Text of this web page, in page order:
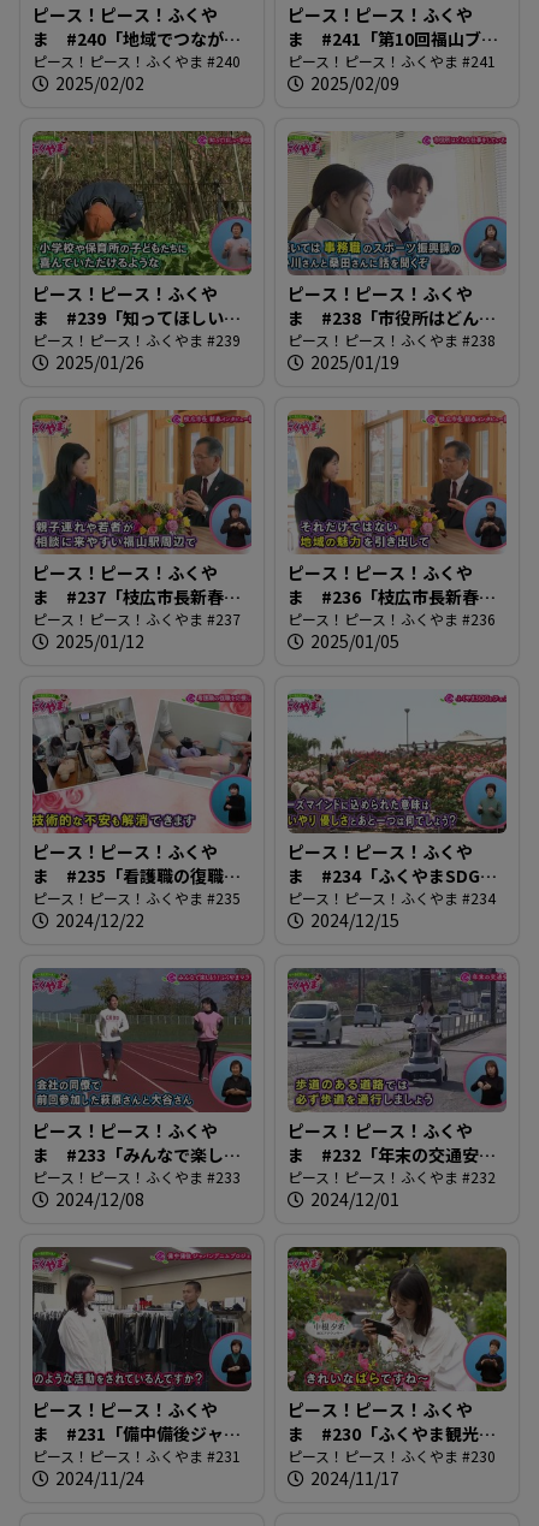
ピース！ピース！ふくや
ま #240「地域でつながる
百歳体操」
ピース！ピース！ふくやま #240
2025/02/02
ピース！ピース！ふくや
ま #241「第10回福山ブラ
ンド決定！」
ピース！ピース！ふくやま #241
2025/02/09
ピース！ピース！ふくや
ま #239「知ってほしい学
校給食」
ピース！ピース！ふくやま #239
2025/01/26
ピース！ピース！ふくや
ま #238「市役所はどんな
仕事しているの？」
ピース！ピース！ふくやま #238
2025/01/19
ピース！ピース！ふくや
ま #237「枝広市長新春イ
ンタビュー後編」
ピース！ピース！ふくやま #237
2025/01/12
ピース！ピース！ふくや
ま #236「枝広市長新春イ
ンタビュー前編」
ピース！ピース！ふくやま #236
2025/01/05
ピース！ピース！ふくや
ま #235「看護職の復職を
応援します」
ピース！ピース！ふくやま #235
2024/12/22
ピース！ピース！ふくや
ま #234「ふくやまSDGs
フェスタ」
ピース！ピース！ふくやま #234
2024/12/15
ピース！ピース！ふくや
ま #233「みんなで楽しも
う！ふくやまマラソン」
ピース！ピース！ふくやま #233
2024/12/08
ピース！ピース！ふくや
ま #232「年末の交通安
全」
ピース！ピース！ふくやま #232
2024/12/01
ピース！ピース！ふくや
ま #231「備中備後ジャパ
ンデニムプロジェクト」
ピース！ピース！ふくやま #231
2024/11/24
ピース！ピース！ふくや
ま #230「ふくやま観光写
真コンテスト」
ピース！ピース！ふくやま #230
2024/11/17